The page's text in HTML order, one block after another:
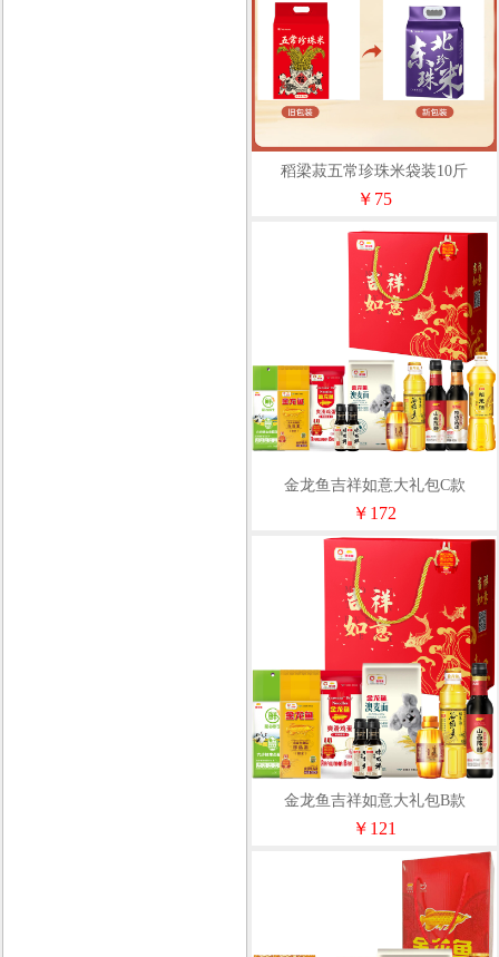
稻梁菽五常珍珠米袋装10斤
￥75
金龙鱼吉祥如意大礼包C款
￥172
金龙鱼吉祥如意大礼包B款
￥121